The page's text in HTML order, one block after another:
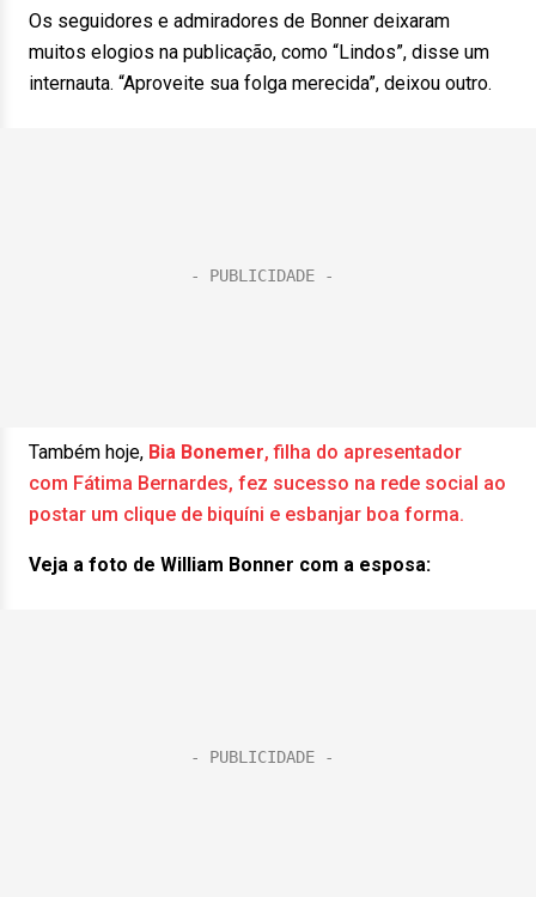
Os seguidores e admiradores de Bonner deixaram
muitos elogios na publicação, como “Lindos”, disse um
internauta. “Aproveite sua folga merecida”, deixou outro.
Também hoje, Bia Bonemer, filha do apresentador
com Fátima Bernardes, fez sucesso na rede social ao
postar um clique de biquíni e esbanjar boa forma.
Veja a foto de William Bonner com a esposa: